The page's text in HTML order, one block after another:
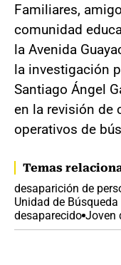
Familiares,
comunidad
la Avenida
la investigación
Santiago Ángel
en la revisión de
operativos de
Temas
desaparición de
Unidad de
desaparecido Joven